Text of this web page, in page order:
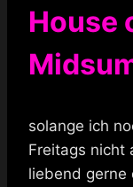
House
solange ich
Freitags nicht
liebend gerne